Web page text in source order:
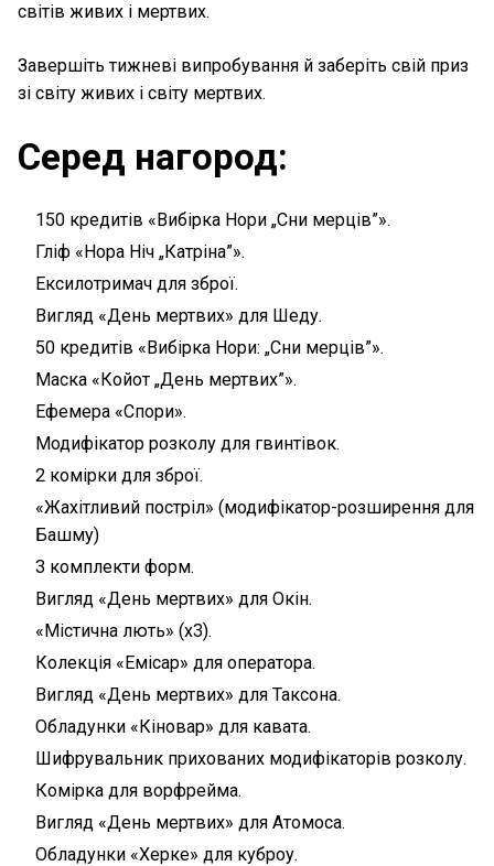
світів живих і мертвих.
Завершіть тижневі випробування й заберіть свій приз
зі світу живих і світу мертвих.
Серед нагород:
150 кредитів «Вибірка Нори „Сни мерців”».
Гліф «Нора Ніч „Катріна”».
Ексилотримач для зброї.
Вигляд «День мертвих» для Шеду.
50 кредитів «Вибірка Нори: „Сни мерців”».
Маска «Койот „День мертвих”».
Ефемера «Спори».
Модифікатор розколу для гвинтівок.
2 комірки для зброї.
«Жахітливий постріл» (модифікатор-розширення для
Башму)
3 комплекти форм.
Вигляд «День мертвих» для Окін.
«Містична лють» (x3).
Колекція «Емісар» для оператора.
Вигляд «День мертвих» для Таксона.
Обладунки «Кіновар» для кавата.
Шифрувальник прихованих модифікаторів розколу.
Комірка для ворфрейма.
Вигляд «День мертвих» для Атомоса.
Обладунки «Херке» для куброу.